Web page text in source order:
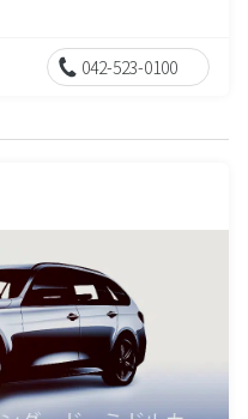
042-523-0100